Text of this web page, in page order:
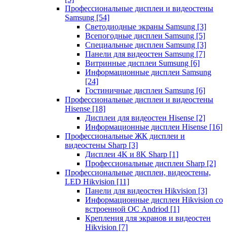
Профессиональные дисплеи и видеостены
Samsung [54]
Светодиодные экраны Samsung [3]
Всепогодные дисплеи Samsung [5]
Специальные дисплеи Samsung [3]
Панели для видеостен Samsung [7]
Витринные дисплеи Sumsung [6]
Информационные дисплеи Samsung
[24]
Гостиничные дисплеи Samsung [6]
Профессиональные дисплеи и видеостены
Hisense [18]
Дисплеи для видеостен Hisense [2]
Информационные дисплеи Hisense [16]
Профессиональные ЖК дисплеи и
видеостены Sharp [3]
Дисплеи 4K и 8K Sharp [1]
Профессиональные дисплеи Sharp [2]
Профессиональные дисплеи, видеостены,
LED Hikvision [11]
Панели для видеостен Hikvision [3]
Информационные дисплеи Hikvision со
встроенной ОС Andriod [1]
Крепления для экранов и видеостен
Hikvision [7]